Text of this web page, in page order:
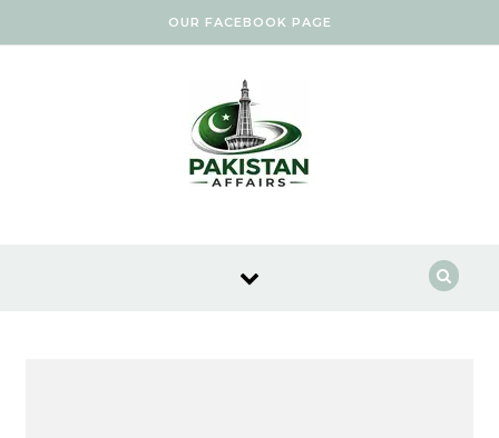
OUR FACEBOOK PAGE